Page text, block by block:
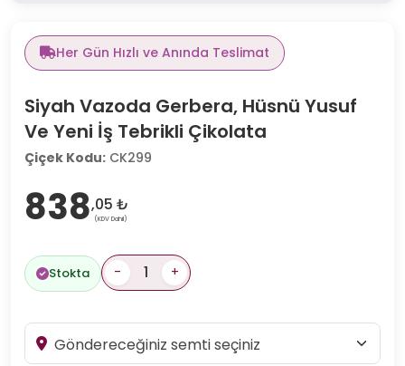
Her Gün Hızlı ve Anında Teslimat
Siyah Vazoda Gerbera, Hüsnü Yusuf
Ve Yeni İş Tebrikli Çikolata
Çiçek Kodu: CK299
838,05 ₺
(KDV Dahil)
Stokta - +